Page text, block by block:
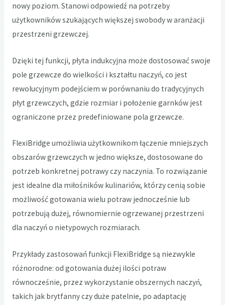
nowy poziom. Stanowi odpowiedź na potrzeby
użytkowników szukających większej swobody w aranżacji
przestrzeni grzewczej.
Dzięki tej funkcji, płyta indukcyjna może dostosować swoje
pole grzewcze do wielkości i kształtu naczyń, co jest
rewolucyjnym podejściem w porównaniu do tradycyjnych
płyt grzewczych, gdzie rozmiar i położenie garnków jest
ograniczone przez predefiniowane pola grzewcze.
FlexiBridge umożliwia użytkownikom łączenie mniejszych
obszarów grzewczych w jedno większe, dostosowane do
potrzeb konkretnej potrawy czy naczynia. To rozwiązanie
jest idealne dla miłośników kulinariów, którzy cenią sobie
możliwość gotowania wielu potraw jednocześnie lub
potrzebują dużej, równomiernie ogrzewanej przestrzeni
dla naczyń o nietypowych rozmiarach.
Przykłady zastosowań funkcji FlexiBridge są niezwykle
różnorodne: od gotowania dużej ilości potraw
równocześnie, przez wykorzystanie obszernych naczyń,
takich jak brytfanny czy duże patelnie, po adaptację